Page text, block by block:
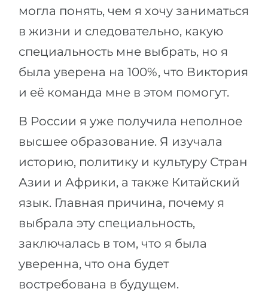
КОНСУЛЬТАЦИЯ!
Другая страна
ЗАПИСАТЬСЯ НА КОНСУЛЬТАЦИЮ
могла понять, чем я хочу заниматься
в жизни и следовательно, какую
специальность мне выбрать, но я
была уверена на 100%, что Виктория
и её команда мне в этом помогут.
В России я уже получила неполное
высшее образование. Я изучала
историю, политику и культуру Стран
Азии и Африки, а также Китайский
язык. Главная причина, почему я
выбрала эту специальность,
заключалась в том, что я была
уверенна, что она будет
востребована в будущем.